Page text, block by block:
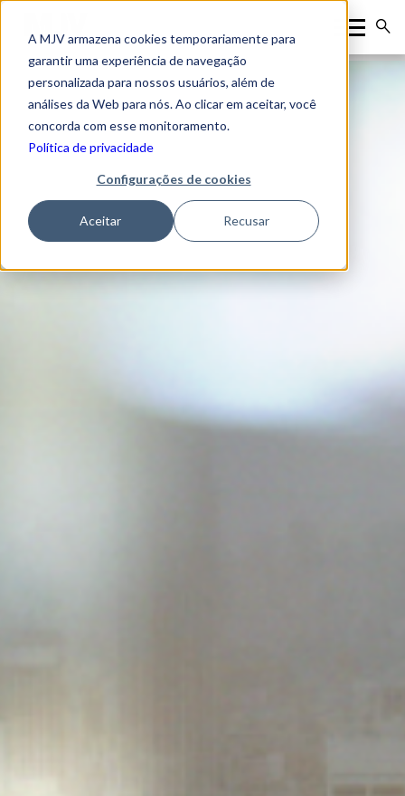
A MJV armazena cookies temporariamente para
garantir uma experiência de navegação
personalizada para nossos usuários, além de
análises da Web para nós. Ao clicar em aceitar, você
concorda com esse monitoramento.
Política de privacidade
Configurações de cookies
Aceitar Recusar